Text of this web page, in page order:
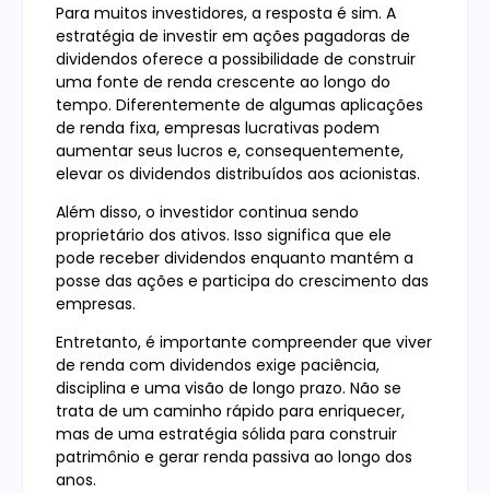
Para muitos investidores, a resposta é sim. A
estratégia de investir em ações pagadoras de
dividendos oferece a possibilidade de construir
uma fonte de renda crescente ao longo do
tempo. Diferentemente de algumas aplicações
de renda fixa, empresas lucrativas podem
aumentar seus lucros e, consequentemente,
elevar os dividendos distribuídos aos acionistas.
Além disso, o investidor continua sendo
proprietário dos ativos. Isso significa que ele
pode receber dividendos enquanto mantém a
posse das ações e participa do crescimento das
empresas.
Entretanto, é importante compreender que viver
de renda com dividendos exige paciência,
disciplina e uma visão de longo prazo. Não se
trata de um caminho rápido para enriquecer,
mas de uma estratégia sólida para construir
patrimônio e gerar renda passiva ao longo dos
anos.